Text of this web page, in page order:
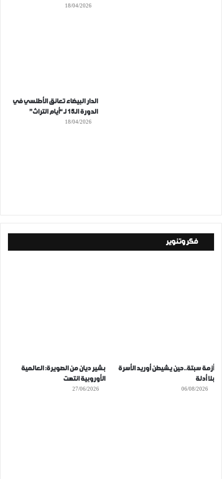
18/04/2026
الدار البيضاء تعانق الأطلسي في
الدورة الـ15 لـ “أيام التراث”
18/04/2026
فكر وتنوير
أزمة سبتة..حين يشيطن أوريد الأسرة
بلا أدلة
06/08/2026
بشير ديان من الصويرة: العالمية
الأوروبية انتهت
27/06/2026